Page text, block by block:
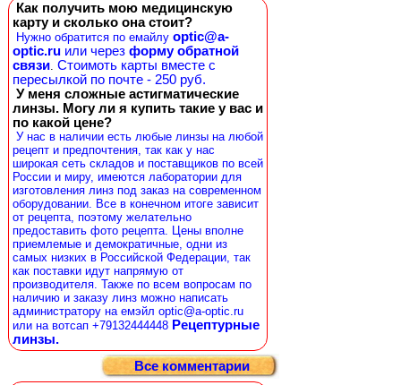
Как получить мою медицинскую
карту и сколько она стоит?
Нужно обратится по емайлу optic@a-
optic.ru или через форму обратной
связи. Стоимоть карты вместе с
пересылкой по почте - 250 руб.
У меня сложные астигматические
линзы. Могу ли я купить такие у вас и
по какой цене?
У нас в наличии есть любые линзы на любой
рецепт и предпочтения, так как у нас
широкая сеть складов и поставщиков по всей
России и миру, имеются лаборатории для
изготовления линз под заказ на современном
оборудовании. Все в конечном итоге зависит
от рецепта, поэтому желательно
предоставить фото рецепта. Цены вполне
приемлемые и демократичные, одни из
самых низких в Российской Федерации, так
как поставки идут напрямую от
производителя. Также по всем вопросам по
наличию и заказу линз можно написать
администратору на емэйл optic@a-optic.ru
или на вотсап +79132444448 Рецептурные
линзы.
Все комментарии